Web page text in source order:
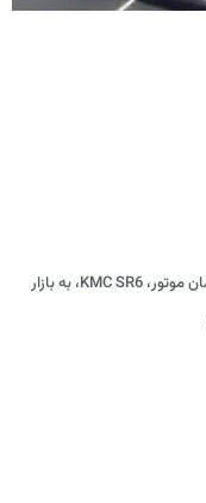
شاسی‌بلند جدید و جذاب کرمان موتور، KMC SR6، به بازار